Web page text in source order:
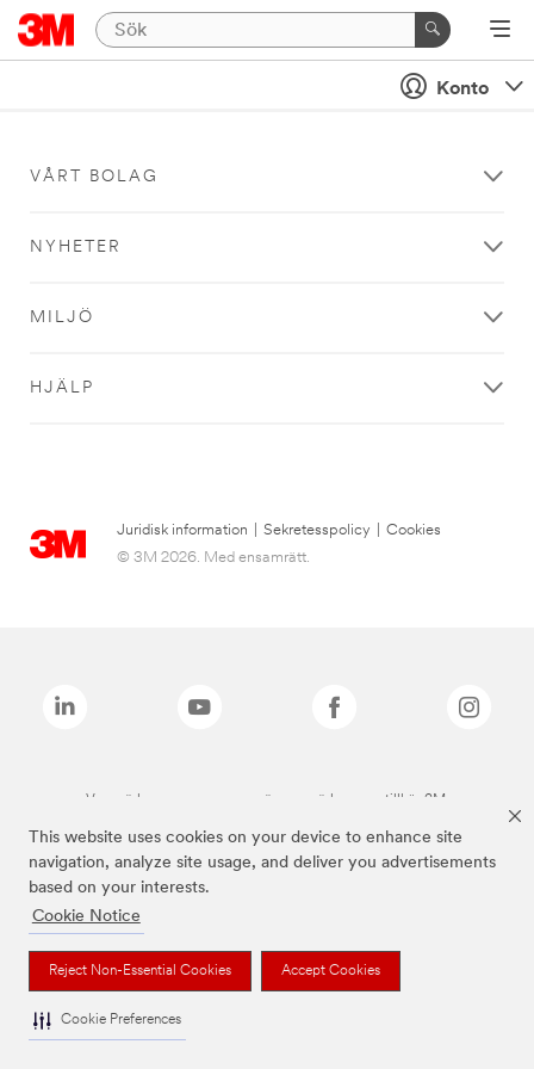
This website uses cookies on your device to enhance site
navigation, analyze site usage, and deliver you advertisements
based on your interests.
Cookie Notice
Reject Non-Essential Cookies Accept Cookies
Cookie Preferences
Konto
VÅRT BOLAG
NYHETER
MILJÖ
HJÄLP
Juridisk information Sekretesspolicy
Cookies
© 3M 2026. Med ensamrätt.
Varumärken som anges ovan är varumärken som tillhör 3M.